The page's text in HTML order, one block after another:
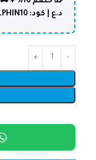
د.ع | كود: DOLPHIN10